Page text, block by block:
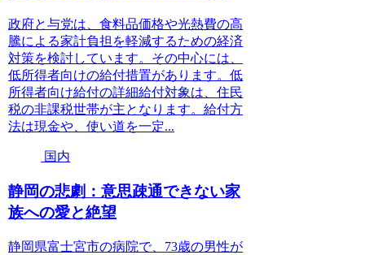
政府と与党は、食料品価格や光熱費の高
騰による家計負担を軽減するための経済
対策を検討しています。その中心には、
低所得者向けの給付措置があります。低
所得者向け給付の詳細給付対象は、住民
税の非課税世帯が主となります。給付方
法は現金や、使い道を一定...
国内
静岡の悲劇：意思疎通できない家
族への愛と絶望
静岡県富士宮市の病院で、73歳の男性が